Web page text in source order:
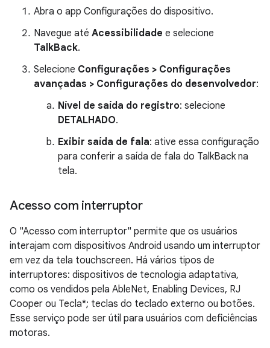
Abra o app Configurações do dispositivo.
Navegue até Acessibilidade e selecione
TalkBack.
Selecione Configurações > Configurações
avançadas > Configurações do desenvolvedor:
Nível de saída do registro: selecione
DETALHADO.
Exibir saída de fala: ative essa configuração
para conferir a saída de fala do TalkBack na
tela.
Acesso com interruptor
O "Acesso com interruptor" permite que os usuários
interajam com dispositivos Android usando um interruptor
em vez da tela touchscreen. Há vários tipos de
interruptores: dispositivos de tecnologia adaptativa,
como os vendidos pela AbleNet, Enabling Devices, RJ
Cooper ou Tecla*; teclas do teclado externo ou botões.
Esse serviço pode ser útil para usuários com deficiências
motoras.